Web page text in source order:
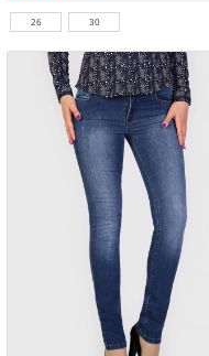
26 30